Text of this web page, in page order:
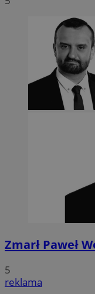
Zmarł Paweł
5
reklama